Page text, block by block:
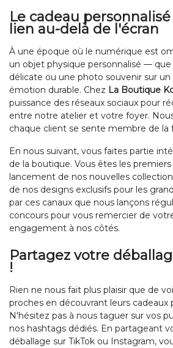
Le cadeau
lien au-delà de l'écran
À une époque où le numérique est
un objet physique personnalisé —
délicate ou une photo souvenir sur
émotion durable. Chez La Boutique
puissance des réseaux sociaux pour
entre notre atelier et votre foyer.
chaque client se sente membre de la
En nous suivant, vous faites partie
de la boutique. Vous êtes les
lancement de nos nouvelles
de nos designs exclusifs pour les
par ces canaux que nous lançons
concours pour vous remercier de
engagement à nos côtés.
Partagez votre
!
Rien ne nous fait plus plaisir que de
proches en découvrant leurs cadeaux
N'hésitez pas à nous taguer sur vos
nos hashtags dédiés. En partageant
déballage sur TikTok ou Instagram,